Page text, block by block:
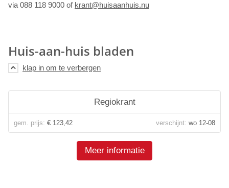
via 088 118 9000 of krant@huisaanhuis.nu
Huis-aan-huis bladen
Regiokrant
gem. prijs: € 123,42 verschijnt: wo 12-08
Meer informatie